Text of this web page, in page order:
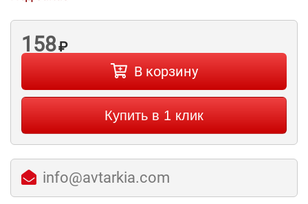
158₽
В корзину
Купить в 1 клик
info@avtarkia.com